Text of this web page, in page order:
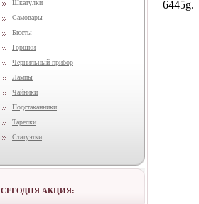
Шкатулки
Самовары
Бюсты
Горшки
Чернильный прибор
Лампы
Чайники
Подстаканники
Тарелки
Статуэтки
СЕГОДНЯ АКЦИЯ:
6445g.